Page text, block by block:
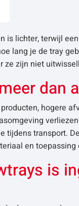
is lichter, terwijl een
lang je de tray
ze zijn niet
dan
hogere
tijdens transport.
en
is